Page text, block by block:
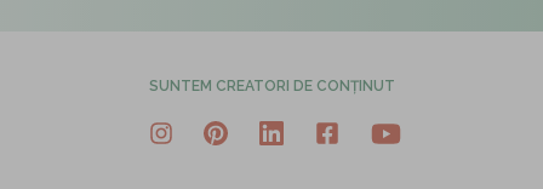
SUNTEM CREATORI DE CONȚINUT